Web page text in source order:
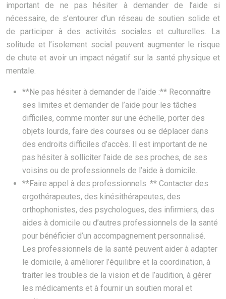
important de ne pas hésiter à demander de l’aide si
nécessaire, de s’entourer d’un réseau de soutien solide et
de participer à des activités sociales et culturelles. La
solitude et l’isolement social peuvent augmenter le risque
de chute et avoir un impact négatif sur la santé physique et
mentale.
**Ne pas hésiter à demander de l’aide :** Reconnaître
ses limites et demander de l’aide pour les tâches
difficiles, comme monter sur une échelle, porter des
objets lourds, faire des courses ou se déplacer dans
des endroits difficiles d’accès. Il est important de ne
pas hésiter à solliciter l’aide de ses proches, de ses
voisins ou de professionnels de l’aide à domicile.
**Faire appel à des professionnels :** Contacter des
ergothérapeutes, des kinésithérapeutes, des
orthophonistes, des psychologues, des infirmiers, des
aides à domicile ou d’autres professionnels de la santé
pour bénéficier d’un accompagnement personnalisé.
Les professionnels de la santé peuvent aider à adapter
le domicile, à améliorer l’équilibre et la coordination, à
traiter les troubles de la vision et de l’audition, à gérer
les médicaments et à fournir un soutien moral et